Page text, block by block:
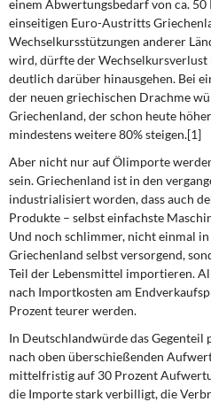
einem Abwertungsbedarf von ca. 50
einseitigen Euro-Austritts
Wechselkursstützungen anderer
wird, dürfte der Wechselkursverlust
deutlich darüber hinausgehen. Bei
der neuen griechischen Drachme
Griechenland, der schon heute
mindestens weitere 80% steigen.[1]
Aber nicht nur auf Ölimporte
sein. Griechenland ist in den
industrialisiert worden, dass auch
Produkte – selbst einfachste
Und noch schlimmer, nicht einmal
Griechenland selbst versorgend,
Teil der Lebensmittel importieren.
nach Importkosten am
Prozent teurer werden.
In Deutschlandwürde das Gegenteil
nach oben überschießenden
mittelfristig auf 30 Prozent
die Importe stark verbilligt, die